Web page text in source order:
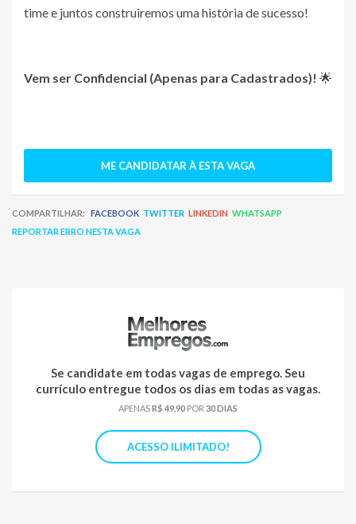
time e juntos construiremos uma história de sucesso!
Vem ser Confidencial (Apenas para Cadastrados)! 🌟
ME CANDIDATAR À ESTA VAGA
COMPARTILHAR: FACEBOOK TWITTER LINKEDIN WHATSAPP
REPORTAR ERRO NESTA VAGA
Se candidate em todas vagas de emprego. Seu
currículo entregue todos os dias em todas as vagas.
APENASR$ 49,90 POR 30 DIAS
ACESSO ILIMITADO!